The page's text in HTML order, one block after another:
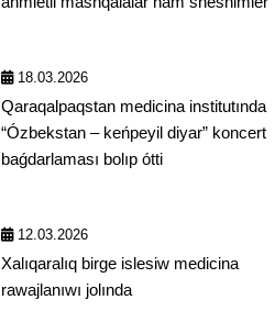
18.03.2026
Qaraqalpaqstan medicina institutında
“Ózbekstan – keńpeyil diyar” koncert
baǵdarlaması bolıp ótti
12.03.2026
Xalıqaralıq birge islesiw medicina
rawajlanıwı jolında